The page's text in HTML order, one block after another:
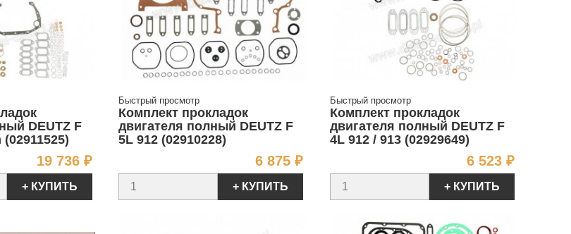
DEUTZ F
19 736 ₽Цена
+ КУПИТЬ
Быстрый просмотр
Комплект прокладок
двигателя полный DEUTZ F
5L 912 (02910228)
6 875 ₽Цена
+ КУПИТЬ
Быстрый просмотр
Комплект прокладок
двигателя полный DEUTZ F
4L 912 / 913 (02929649)
6 523 ₽Цена
+ КУПИТЬ